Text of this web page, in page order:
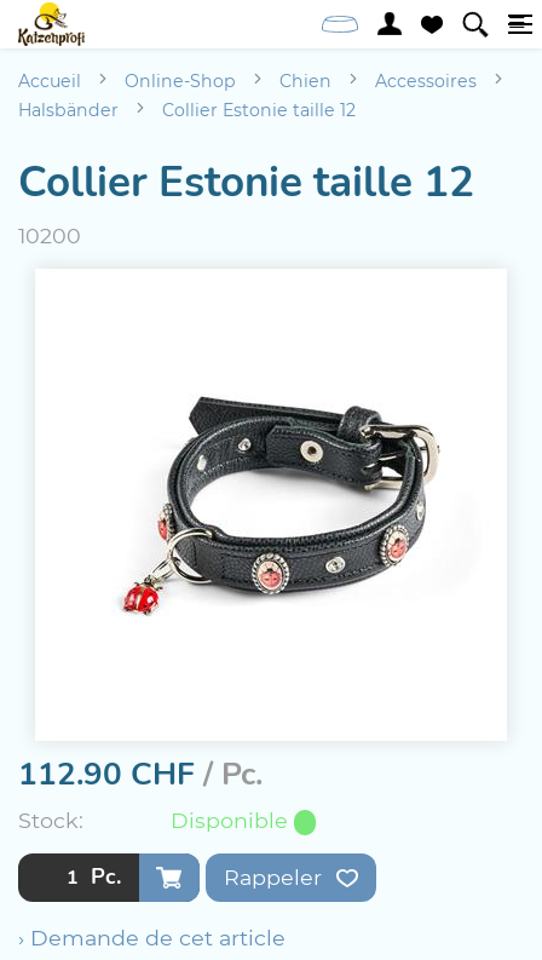
Accueil Online-Shop Chien
Accessoires
Halsbänder
Collier Estonie taille 12
Collier Estonie taille 12
10200
112.90 CHF/ Pc.
Stock: Disponible
Pc. Rappeler
› Demande de cet article